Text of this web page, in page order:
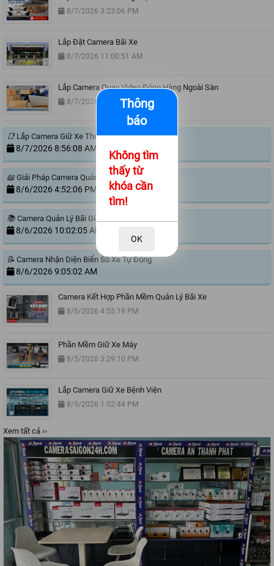
Thông
báo
Không tìm
thấy từ
khóa cần
tìm!
OK
8/7/2026 3:23:06 PM
Lắp Đặt Camera Bãi Xe
8/7/2026 11:00:51 AM
Lắp Camera Quay Video Đóng Hàng Ngoài Sàn
8/7/2026 10:29:47 AM
📑 Lắp Camera Giữ Xe Thông Minh
8/7/2026 8:56:08 AM
📖 Giải Pháp Camera Quản Lý Bãi Xe Trường Học
8/6/2026 4:52:06 PM
📚 Camera Quản Lý Bãi Giữ Xe Công Ty
8/6/2026 10:02:05 AM
📝 Camera Nhận Diện Biển Số Xe Tự Động
8/6/2026 9:05:02 AM
Camera Kết Hợp Phần Mềm Quản Lý Bãi Xe
8/5/2026 4:55:19 PM
Phần Mềm Giữ Xe Máy
8/5/2026 3:29:10 PM
Lắp Camera Giữ Xe Bệnh Viện
8/5/2026 1:52:44 PM
Xem tất cả ››